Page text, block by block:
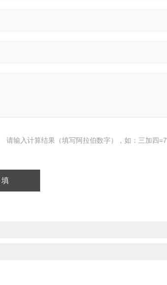
请输入计算结果（填写阿拉伯数字），如：三加四=7